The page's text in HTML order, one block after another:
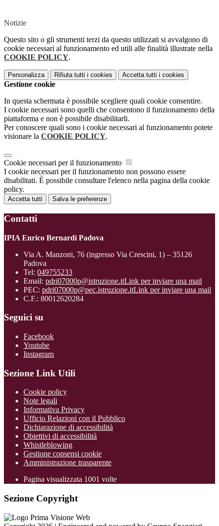
Notizie
Questo sito o gli strumenti terzi da questo utilizzati si avvalgono di
cookie necessari al funzionamento ed utili alle finalità illustrate nella
COOKIE POLICY.
Personalizza Rifiuta tutti i cookies Accetta tutti i cookies
Gestione cookie
In questa schermata è possibile scegliere quali cookie consentire.
I cookie necessari sono quelli che consentono il funzionamento della
piattaforma e non è possibile disabilitarli.
Per conoscere quali sono i cookie necessari al funzionamento potete
visionare la COOKIE POLICY.
Cookie necessari per il funzionamento
I cookie necessari per il funzionamento non possono essere
disabilitati. È possibile consultare l'elenco nella pagina della cookie
policy.
Accetta tutti Salva le preferenze
Contatti
IPIA Enrico Bernardi Padova
Via A. Manzoni, 76 (ingresso Via Crescini, 1) – 35126
Padova
Tel: 049755233
Email: pdri07000p@istruzione.itLink per inviare una mail
PEC: pdri07000p@pec.istruzione.itLink per inviare una mail
C.F.: 80012620284
Seguici su
Facebook
Youtube
Instagram
Sezione Link Utili
Cookie policy
Note legali
Informativa Privacy
Ufficio Relazioni con il Pubblico
Dichiarazione di accessibilità
Obiettivi di accessibilità
Whistleblowing
Gestione consensi cookie
Amministrazione trasparente
Pagina visualizzata 1001 volte
Sezione Copyright